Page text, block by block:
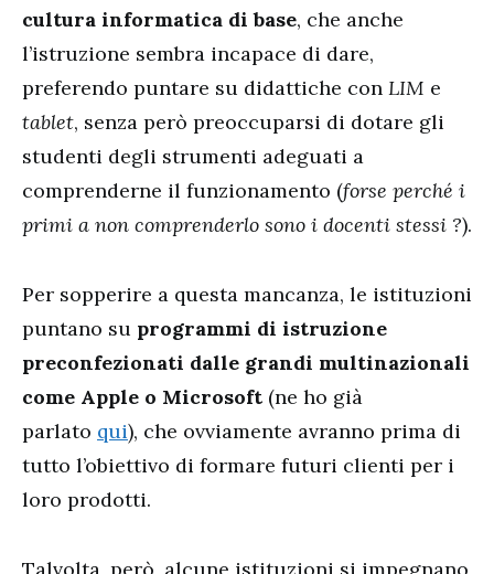
cultura informatica di base, che anche
l’istruzione sembra incapace di dare,
preferendo puntare su didattiche con LIM e
tablet, senza però preoccuparsi di dotare gli
studenti degli strumenti adeguati a
comprenderne il funzionamento (forse perché i
primi a non comprenderlo sono i docenti stessi ?).
Per sopperire a questa mancanza, le istituzioni
puntano su programmi di istruzione
preconfezionati dalle grandi multinazionali
come Apple o Microsoft (ne ho già
parlato qui), che ovviamente avranno prima di
tutto l’obiettivo di formare futuri clienti per i
loro prodotti.